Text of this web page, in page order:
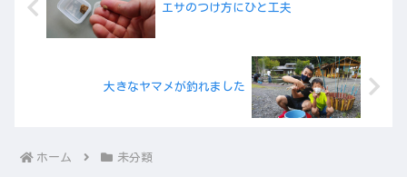
エサのつけ方にひと工夫
大きなヤマメが釣れました
ホーム 未分類